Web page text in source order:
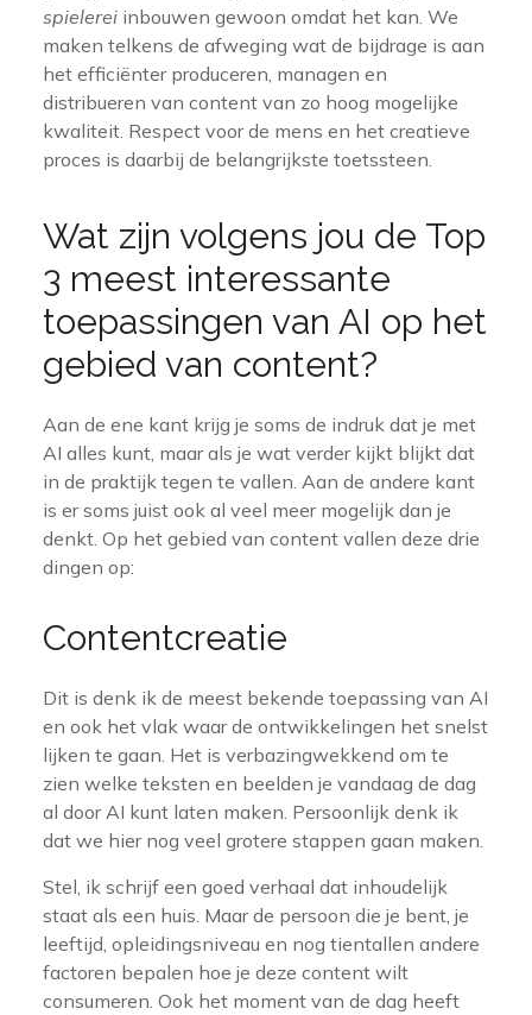
spielerei inbouwen gewoon omdat het kan. We
maken telkens de afweging wat de bijdrage is aan
het efficiënter produceren, managen en
distribueren van content van zo hoog mogelijke
kwaliteit. Respect voor de mens en het creatieve
proces is daarbij de belangrijkste toetssteen.
Wat zijn volgens jou de Top
3 meest interessante
toepassingen van AI op het
gebied van content?
Aan de ene kant krijg je soms de indruk dat je met
AI alles kunt, maar als je wat verder kijkt blijkt dat
in de praktijk tegen te vallen. Aan de andere kant
is er soms juist ook al veel meer mogelijk dan je
denkt. Op het gebied van content vallen deze drie
dingen op:
Contentcreatie
Dit is denk ik de meest bekende toepassing van AI
en ook het vlak waar de ontwikkelingen het snelst
lijken te gaan. Het is verbazingwekkend om te
zien welke teksten en beelden je vandaag de dag
al door AI kunt laten maken. Persoonlijk denk ik
dat we hier nog veel grotere stappen gaan maken.
Stel, ik schrijf een goed verhaal dat inhoudelijk
staat als een huis. Maar de persoon die je bent, je
leeftijd, opleidingsniveau en nog tientallen andere
factoren bepalen hoe je deze content wilt
consumeren. Ook het moment van de dag heeft